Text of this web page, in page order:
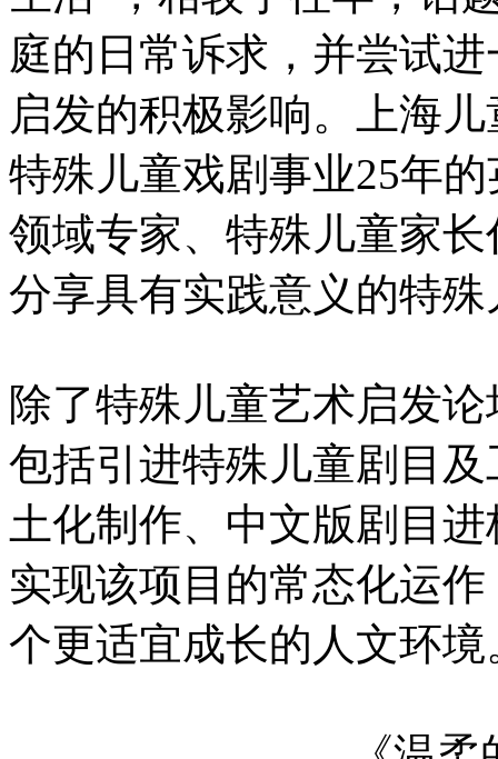
庭的日常诉求，并尝试
启发的积极影响。上海
特殊儿童戏剧事业25年
领域专家、特殊儿童家
分享具有实践意义的特
除了特殊儿童艺术启发
包括引进特殊儿童剧目
土化制作、中文版剧目
实现该项目的常态化运
个更适宜成长的人文环境